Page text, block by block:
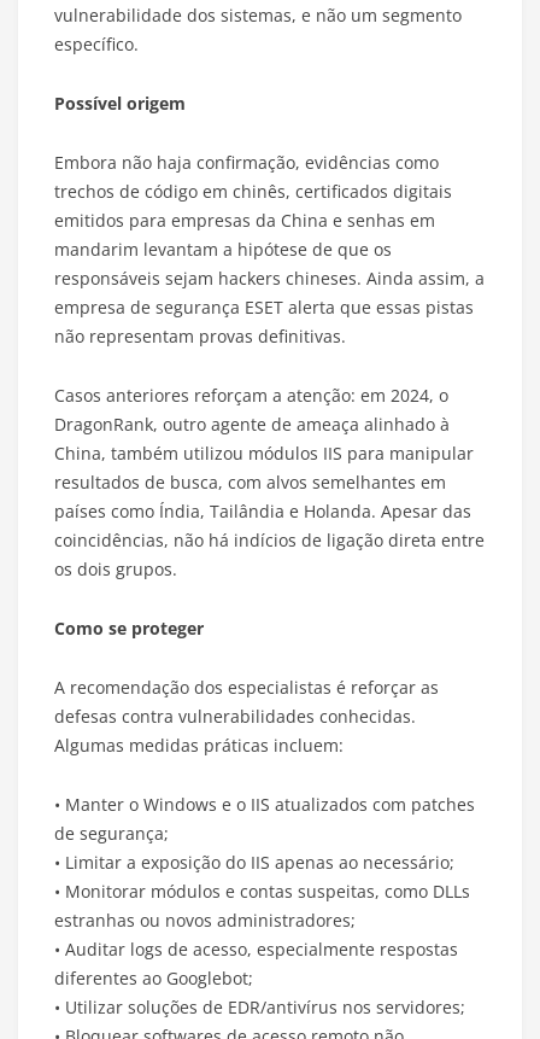
vulnerabilidade dos sistemas, e não um segmento
específico.
Possível origem
Embora não haja confirmação, evidências como
trechos de código em chinês, certificados digitais
emitidos para empresas da China e senhas em
mandarim levantam a hipótese de que os
responsáveis sejam hackers chineses. Ainda assim, a
empresa de segurança ESET alerta que essas pistas
não representam provas definitivas.
Casos anteriores reforçam a atenção: em 2024, o
DragonRank, outro agente de ameaça alinhado à
China, também utilizou módulos IIS para manipular
resultados de busca, com alvos semelhantes em
países como Índia, Tailândia e Holanda. Apesar das
coincidências, não há indícios de ligação direta entre
os dois grupos.
Como se proteger
A recomendação dos especialistas é reforçar as
defesas contra vulnerabilidades conhecidas.
Algumas medidas práticas incluem:
• Manter o Windows e o IIS atualizados com patches
de segurança;
• Limitar a exposição do IIS apenas ao necessário;
• Monitorar módulos e contas suspeitas, como DLLs
estranhas ou novos administradores;
• Auditar logs de acesso, especialmente respostas
diferentes ao Googlebot;
• Utilizar soluções de EDR/antivírus nos servidores;